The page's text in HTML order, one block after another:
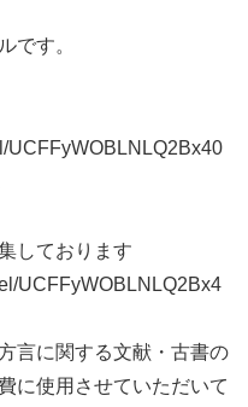
です。
UCFFyWOBLNLQ2Bx40
しております
UCFFyWOBLNLQ2Bx4
言に関する文献・古書の
に使用させていただいて